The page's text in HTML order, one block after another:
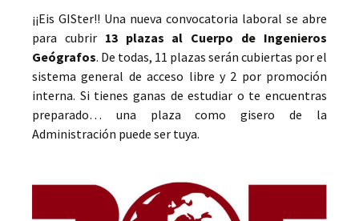
¡¡Eis GISter!! Una nueva convocatoria laboral se abre
para cubrir 13 plazas al Cuerpo de Ingenieros
Geógrafos. De todas, 11 plazas serán cubiertas por el
sistema general de acceso libre y 2 por promoción
interna. Si tienes ganas de estudiar o te encuentras
preparado… una plaza como gisero de la
Administración puede ser tuya.